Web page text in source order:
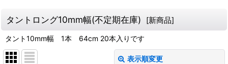
タントロング10mm幅(不定期在庫) [新商品]
タント10mm幅 1本 64cm 20本入りです
表示順変更